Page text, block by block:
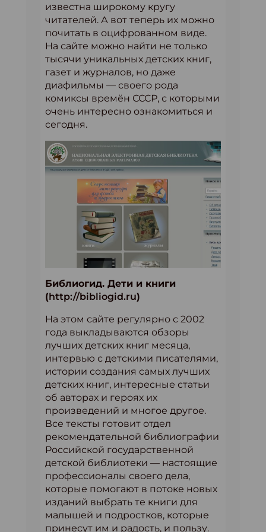
известна широкому кругу
читателей. А вот теперь их можно
почитать в оцифрованном виде.
На сайте можно найти не только
тысячи уникальных детских книг,
газет и журналов, но даже
диафильмы — своего рода
комиксы времён СССР, с которыми
очень интересно ознакомиться и
сегодня.
Библиогид. Дети и книги
(http://bibliogid.ru)
На этом сайте регулярно с 2002
года выкладываются обзоры
лучших детских книг месяца,
интервью с детскими писателями,
истории создания самых лучших
детских книг, интересные статьи
об авторах и героях их
произведений и многое другое.
Все тексты готовит отдел
рекомендательной библиографии
Российской государственной
детской библиотеки — настоящие
профессионалы своего дела,
которые помогают в потоке новых
изданий выбрать те книги для
малышей и подростков, которые
принесут им и радость, и пользу.